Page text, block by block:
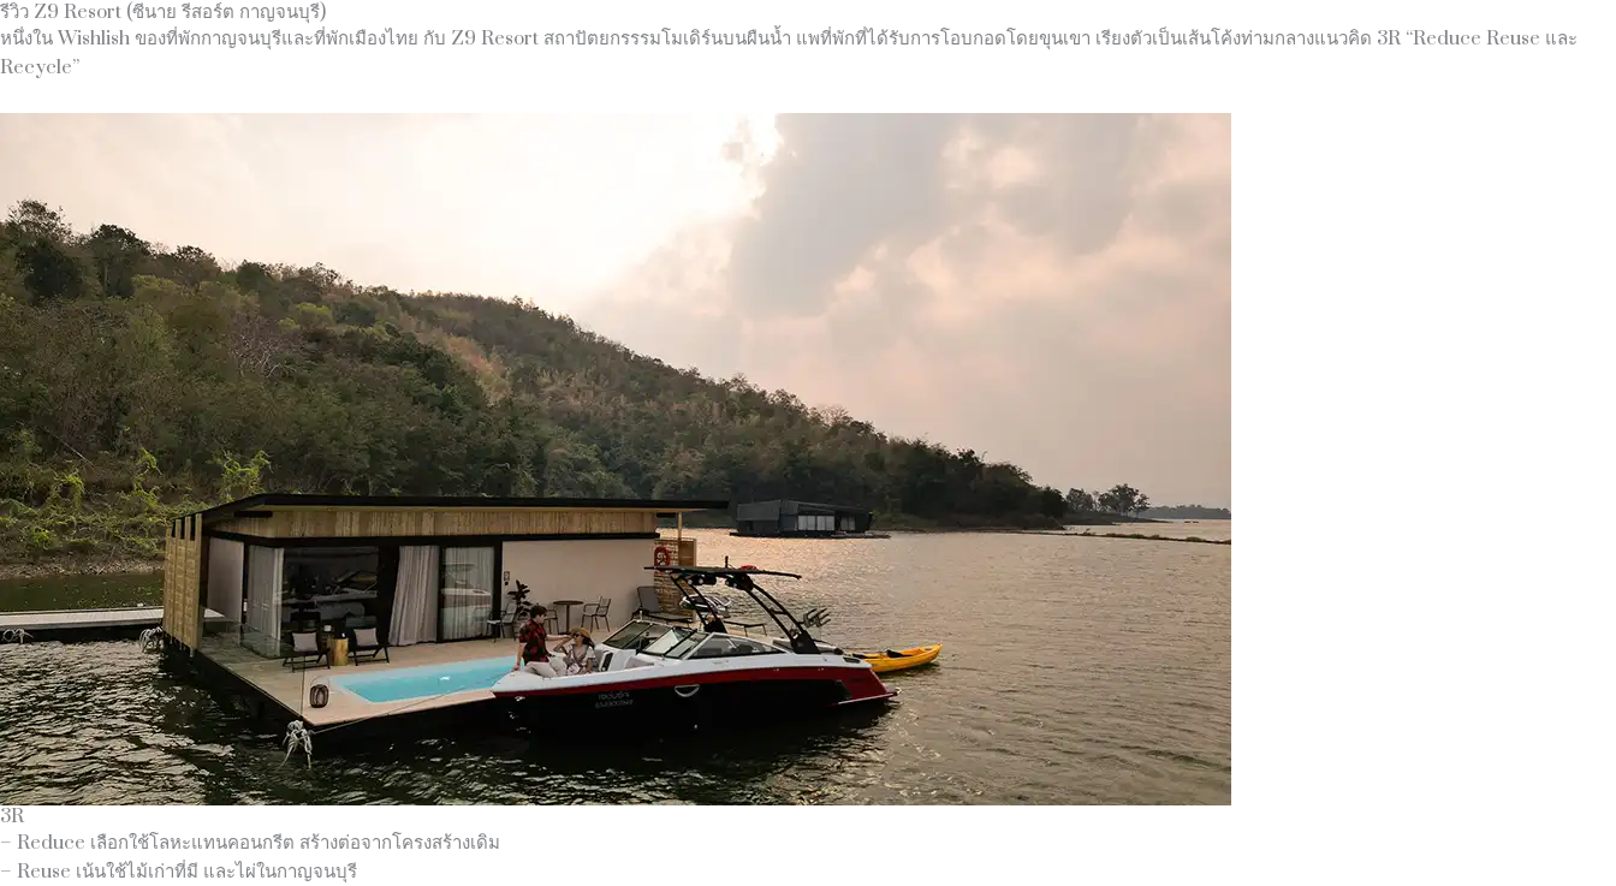
รีวิว Z9 Resort (ซีนาย รีสอร์ต กาญจนบุรี)
หนึ่งใน Wishlish ของที่พักกาญจนบุรีและที่พักเมืองไทย กับ Z9 Resort สถาปัตยกรรรมโมเดิร์นบนผืนน้ำ แพที่พักที่ได้รับการโอบกอดโดยขุนเขา เรียงตัวเป็นเส้นโค้งท่ามกลางแนวคิด 3R “Reduce Reuse และ
Recycle”
3R
– Reduce เลือกใช้โลหะแทนคอนกรีต สร้างต่อจากโครงสร้างเดิม
– Reuse เน้นใช้ไม้เก่าที่มี และไผ่ในกาญจนบุรี